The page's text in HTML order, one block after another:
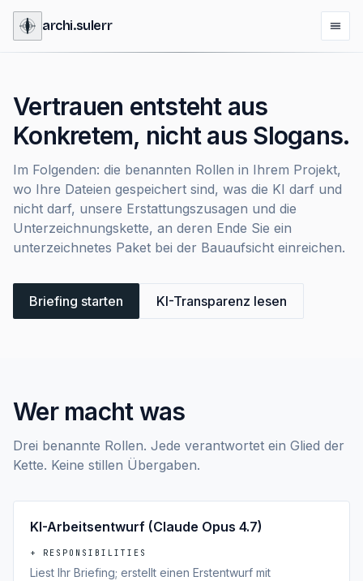
archi.sulerr
Vertrauen entsteht aus
Konkretem, nicht aus Slogans.
Im Folgenden: die benannten Rollen in Ihrem Projekt,
wo Ihre Dateien gespeichert sind, was die KI darf und
nicht darf, unsere Erstattungszusagen und die
Unterzeichnungskette, an deren Ende Sie ein
unterzeichnetes Paket bei der Bauaufsicht einreichen.
Briefing starten KI-Transparenz lesen
Wer macht was
Drei benannte Rollen. Jede verantwortet ein Glied der
Kette. Keine stillen Übergaben.
KI-Arbeitsentwurf (Claude Opus 4.7)
+ RESPONSIBILITIES
Liest Ihr Briefing; erstellt einen Erstentwurf mit